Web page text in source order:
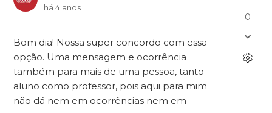
há 4 anos
Bom dia! Nossa super concordo com essa
opção. Uma mensagem e ocorrência
também para mais de uma pessoa, tanto
aluno como professor, pois aqui para mim
não dá nem em ocorrências nem em
0